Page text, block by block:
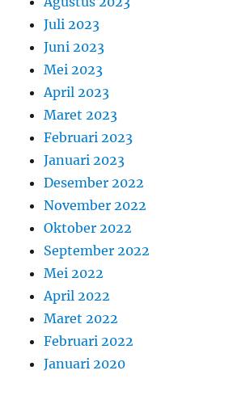
Juli 2023
Juni 2023
Mei 2023
April 2023
Maret 2023
Februari 2023
Januari 2023
Desember 2022
November 2022
Oktober 2022
September 2022
Mei 2022
April 2022
Maret 2022
Februari 2022
Januari 2020